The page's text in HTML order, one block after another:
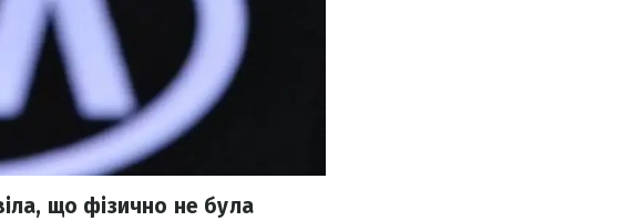
що фізично не була